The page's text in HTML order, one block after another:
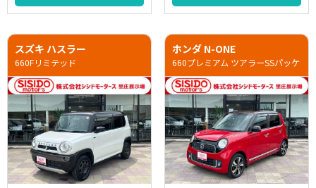
スズキ ハスラー
660Fリミテッド
ホンダ N-ONE
660プレミアム ツアラーSSパッケ